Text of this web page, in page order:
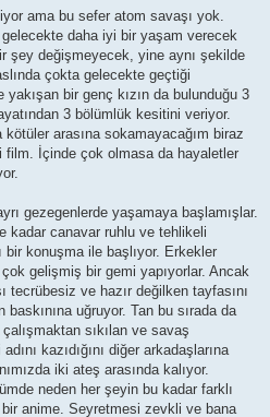
ama bu sefer atom savaşı yok.
daha iyi bir yaşam verecek
şey değişmeyecek, yine aynı şekilde
çokta gelecekte geçtiği
bir genç kızın da bulunduğu 3
3 bölümlük kesitini veriyor.
arasına sokamayacağım biraz
film. İçinde çok olmasa da hayaletler
gezegenlerde yaşamaya başlamışlar.
kadar canavar ruhlu ve tehlikeli
bir konuşma ile başlıyor. Erkekler
çok gelişmiş bir gemi yapıyorlar. Ancak
tecrübesiz ve hazır değilken tayfasını
baskınına uğruyor. Tan bu sırada da
sıkılan ve savaş
kazıdığını diğer arkadaşlarına
iki ateş arasında kalıyor.
neden her şeyin bu kadar farklı
bir anime. Seyretmesi zevkli ve bana